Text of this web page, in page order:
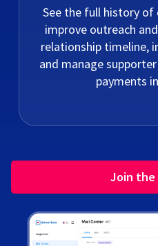
See the full history
improve outreach
relationship timeline,
and manage
payments
Join